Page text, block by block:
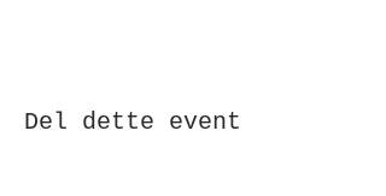
Del dette event